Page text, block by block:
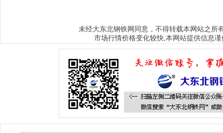
未经大东北钢铁网 同意，不得转载本网站之所
市场行情价格变化较快,本网站提供信息